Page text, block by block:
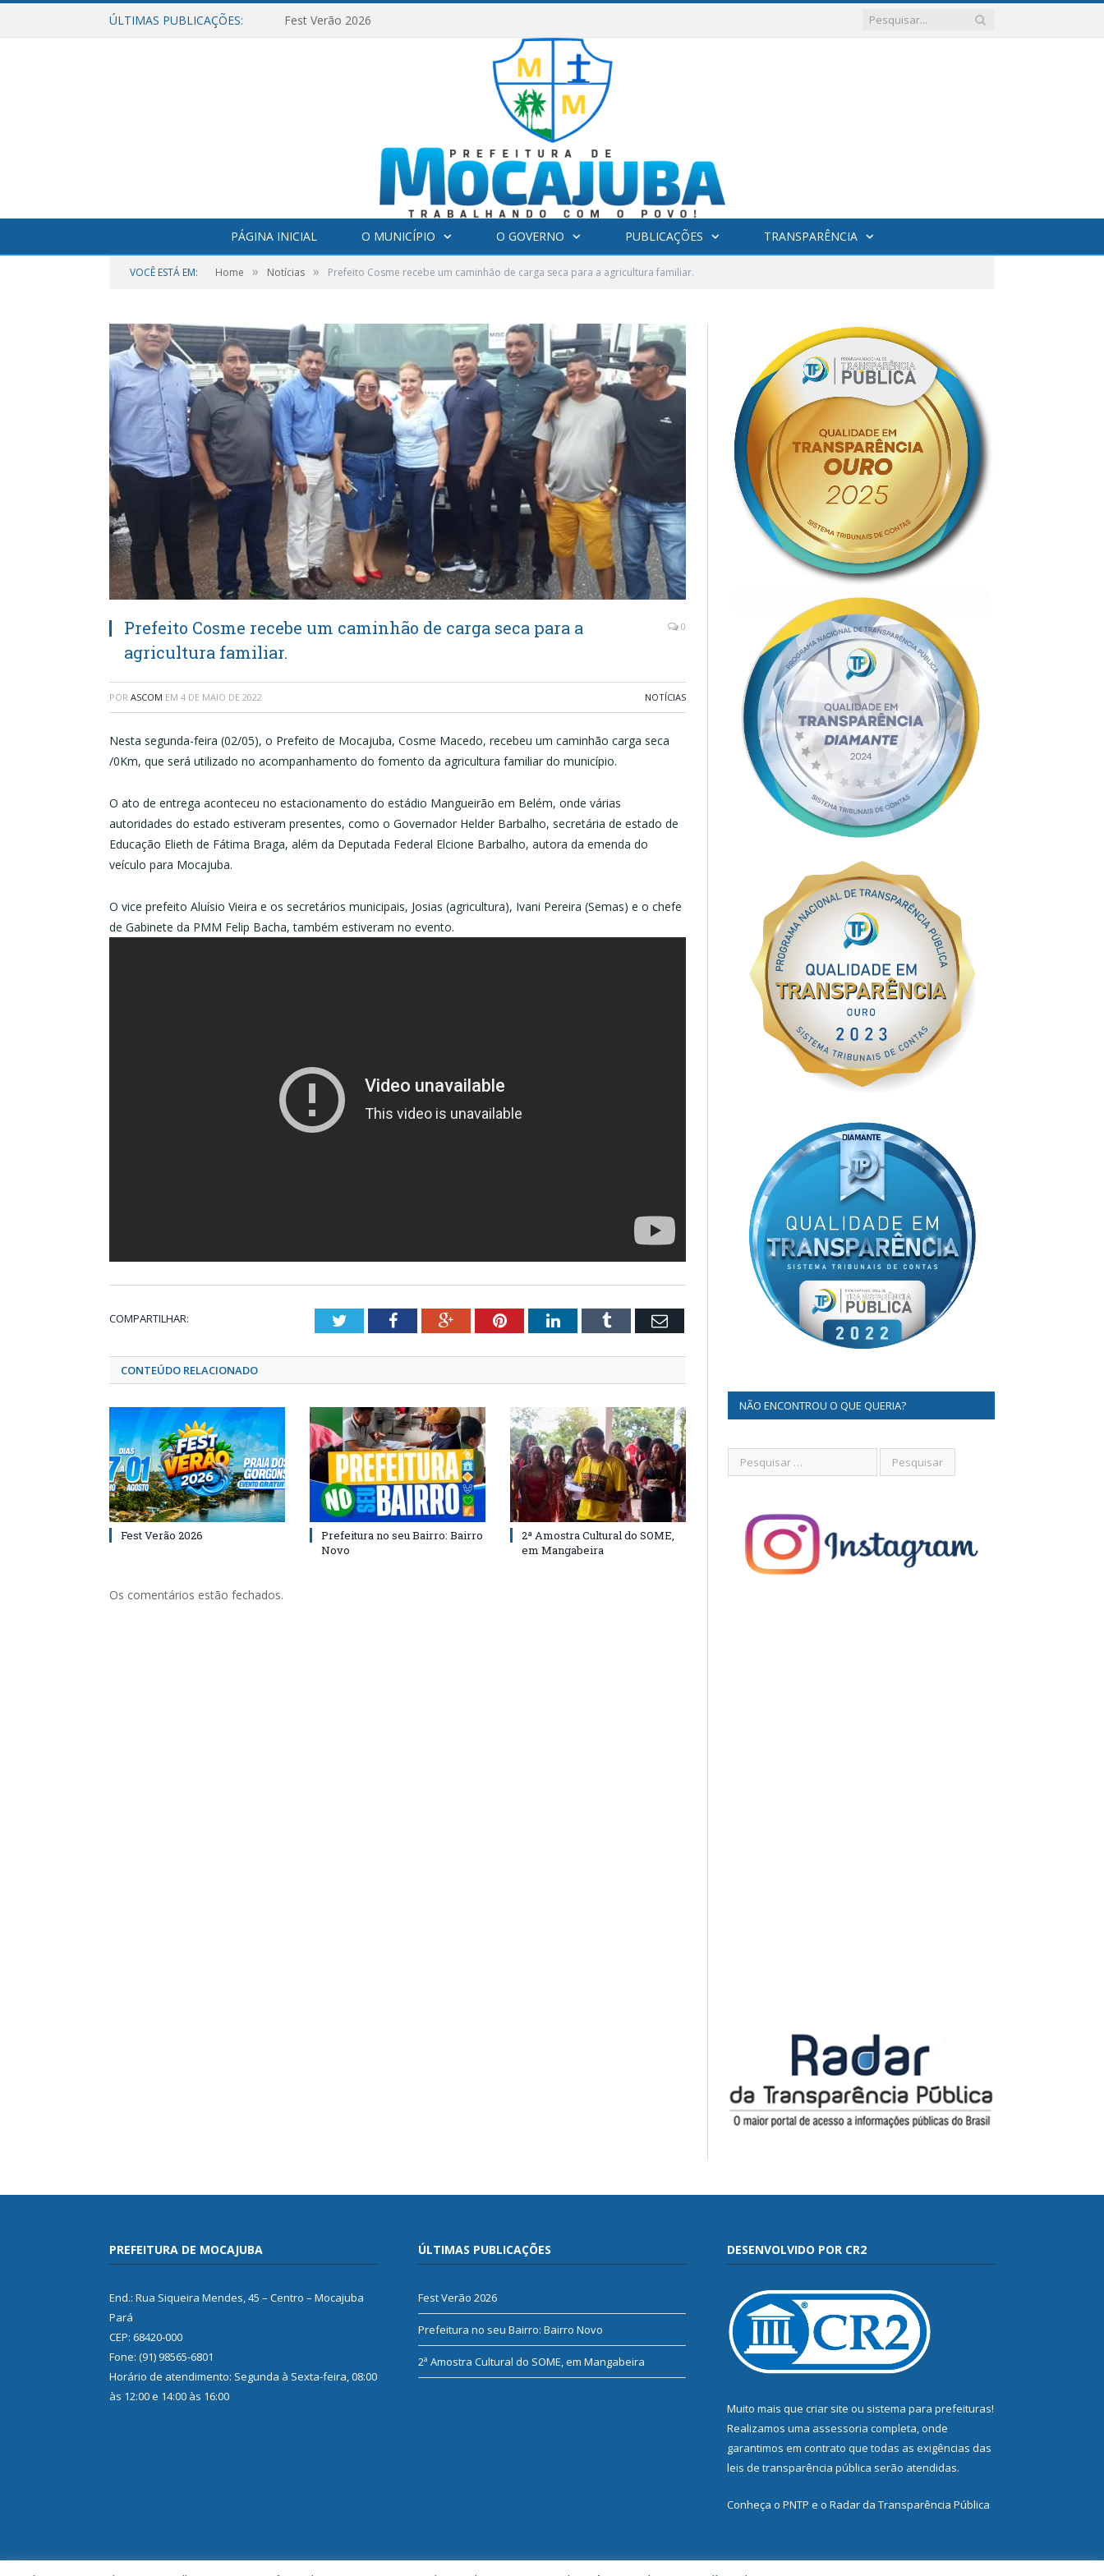
ÚLTIMAS PUBLICAÇÕES: Fest Verão 2026
PÁGINA INICIAL O MUNICÍPIO O GOVERNO PUBLICAÇÕES TRANSPARÊNCIA
VOCÊ ESTÁ EM: Home » Notícias » Prefeito Cosme recebe um caminhão de carga seca para a agricultura familiar.
Prefeito Cosme recebe um caminhão de carga seca para a
agricultura familiar.
0
POR ASCOM EM 4 DE MAIO DE 2022 NOTÍCIAS
Nesta segunda-feira (02/05), o Prefeito de Mocajuba, Cosme Macedo, recebeu um caminhão carga seca
/0Km, que será utilizado no acompanhamento do fomento da agricultura familiar do município.
O ato de entrega aconteceu no estacionamento do estádio Mangueirão em Belém, onde várias
autoridades do estado estiveram presentes, como o Governador Helder Barbalho, secretária de estado de
Educação Elieth de Fátima Braga, além da Deputada Federal Elcione Barbalho, autora da emenda do
veículo para Mocajuba.
O vice prefeito Aluísio Vieira e os secretários municipais, Josias (agricultura), Ivani Pereira (Semas) e o chefe
de Gabinete da PMM Felip Bacha, também estiveram no evento.
COMPARTILHAR: TwitterFacebookGoogle+PinterestLinkedInTumblr Email
CONTEÚDO RELACIONADO
Fest Verão 2026
Prefeitura no seu Bairro: Bairro
Novo
2ª Amostra Cultural do SOME,
em Mangabeira
Os comentários estão fechados.
NÃO ENCONTROU O QUE QUERIA?
PREFEITURA DE MOCAJUBA
End.: Rua Siqueira Mendes, 45 – Centro – Mocajuba
Pará
CEP: 68420-000
Fone: (91) 98565-6801
Horário de atendimento: Segunda à Sexta-feira, 08:00
às 12:00 e 14:00 às 16:00
ÚLTIMAS PUBLICAÇÕES
Fest Verão 2026
Prefeitura no seu Bairro: Bairro Novo
2ª Amostra Cultural do SOME, em Mangabeira
DESENVOLVIDO POR CR2
Muito mais que criar site ou sistema para prefeituras!
Realizamos uma assessoria completa, onde
garantimos em contrato que todas as exigências das
leis de transparência pública serão atendidas.
Conheça o PNTP e o Radar da Transparência Pública